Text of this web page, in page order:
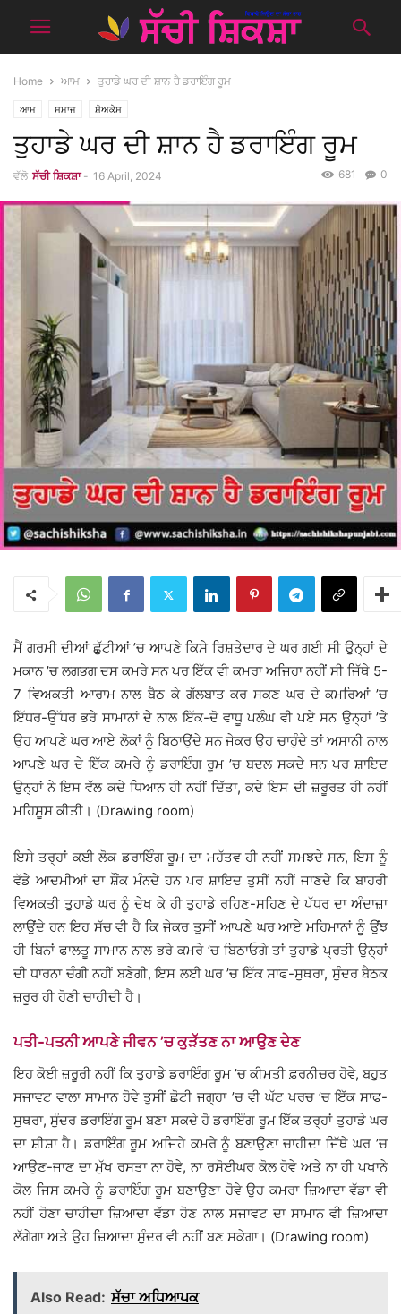
Home ਆਮ ਤੁਹਾਡੇ ਘਰ ਦੀ ਸ਼ਾਨ ਹੈ ਡਰਾਇੰਗ ਰੂਮ
ਆਮ ਸਮਾਜ ਸ਼ੋਅਕੇਸ
ਤੁਹਾਡੇ ਘਰ ਦੀ ਸ਼ਾਨ ਹੈ ਡਰਾਇੰਗ ਰੂਮ
ਵੱਲੋ ਸੱਚੀ ਸ਼ਿਕਸ਼ਾ - 16 April, 2024 0
681
ਮੈਂ ਗਰਮੀ ਦੀਆਂ ਛੁੱਟੀਆਂ ’ਚ ਆਪਣੇ ਕਿਸੇ ਰਿਸ਼ਤੇਦਾਰ ਦੇ ਘਰ ਗਈ ਸੀ ਉਨ੍ਹਾਂ ਦੇ
ਮਕਾਨ ’ਚ ਲਗਭਗ ਦਸ ਕਮਰੇ ਸਨ ਪਰ ਇੱਕ ਵੀ ਕਮਰਾ ਅਜਿਹਾ ਨਹੀਂ ਸੀ ਜਿੱਥੇ 5-
7 ਵਿਅਕਤੀ ਆਰਾਮ ਨਾਲ ਬੈਠ ਕੇ ਗੱਲਬਾਤ ਕਰ ਸਕਣ ਘਰ ਦੇ ਕਮਰਿਆਂ ’ਚ
ਇੱਧਰ-ਉੱਧਰ ਭਰੇ ਸਾਮਾਨਾਂ ਦੇ ਨਾਲ ਇੱਕ-ਦੋ ਵਾਧੂ ਪਲੰਘ ਵੀ ਪਏ ਸਨ ਉਨ੍ਹਾਂ ’ਤੇ
ਉਹ ਆਪਣੇ ਘਰ ਆਏ ਲੋਕਾਂ ਨੂੰ ਬਿਠਾਉਂਦੇ ਸਨ ਜੇਕਰ ਉਹ ਚਾਹੁੰਦੇ ਤਾਂ ਅਸਾਨੀ ਨਾਲ
ਆਪਣੇ ਘਰ ਦੇ ਇੱਕ ਕਮਰੇ ਨੂੰ ਡਰਾਇੰਗ ਰੂਮ ’ਚ ਬਦਲ ਸਕਦੇ ਸਨ ਪਰ ਸ਼ਾਇਦ
ਉਨ੍ਹਾਂ ਨੇ ਇਸ ਵੱਲ ਕਦੇ ਧਿਆਨ ਹੀ ਨਹੀਂ ਦਿੱਤਾ, ਕਦੇ ਇਸ ਦੀ ਜ਼ਰੂਰਤ ਹੀ ਨਹੀਂ
ਮਹਿਸੂਸ ਕੀਤੀ। (Drawing room)
ਇਸੇ ਤਰ੍ਹਾਂ ਕਈ ਲੋਕ ਡਰਾਇੰਗ ਰੂਮ ਦਾ ਮਹੱਤਵ ਹੀ ਨਹੀਂ ਸਮਝਦੇ ਸਨ, ਇਸ ਨੂੰ
ਵੱਡੇ ਆਦਮੀਆਂ ਦਾ ਸ਼ੌਂਕ ਮੰਨਦੇ ਹਨ ਪਰ ਸ਼ਾਇਦ ਤੁਸੀਂ ਨਹੀਂ ਜਾਣਦੇ ਕਿ ਬਾਹਰੀ
ਵਿਅਕਤੀ ਤੁਹਾਡੇ ਘਰ ਨੂੰ ਦੇਖ ਕੇ ਹੀ ਤੁਹਾਡੇ ਰਹਿਣ-ਸਹਿਣ ਦੇ ਪੱਧਰ ਦਾ ਅੰਦਾਜ਼ਾ
ਲਾਉਂਦੇ ਹਨ ਇਹ ਸੱਚ ਵੀ ਹੈ ਕਿ ਜੇਕਰ ਤੁਸੀਂ ਆਪਣੇ ਘਰ ਆਏ ਮਹਿਮਾਨਾਂ ਨੂੰ ਉਂਝ
ਹੀ ਬਿਨਾਂ ਫਾਲਤੂ ਸਾਮਾਨ ਨਾਲ ਭਰੇ ਕਮਰੇ ’ਚ ਬਿਠਾਓਗੇ ਤਾਂ ਤੁਹਾਡੇ ਪ੍ਰਤੀ ਉਨ੍ਹਾਂ
ਦੀ ਧਾਰਨਾ ਚੰਗੀ ਨਹੀਂ ਬਣੇਗੀ, ਇਸ ਲਈ ਘਰ ’ਚ ਇੱਕ ਸਾਫ-ਸੁਥਰਾ, ਸੁੰਦਰ ਬੈਠਕ
ਜ਼ਰੂਰ ਹੀ ਹੋਣੀ ਚਾਹੀਦੀ ਹੈ।
ਪਤੀ-ਪਤਨੀ ਆਪਣੇ ਜੀਵਨ ’ਚ ਕੁੜੱਤਣ ਨਾ ਆਉਣ ਦੇਣ
ਇਹ ਕੋਈ ਜ਼ਰੂਰੀ ਨਹੀਂ ਕਿ ਤੁਹਾਡੇ ਡਰਾਇੰਗ ਰੂਮ ’ਚ ਕੀਮਤੀ ਫ਼ਰਨੀਚਰ ਹੋਵੇ, ਬਹੁਤ
ਸਜਾਵਟ ਵਾਲਾ ਸਾਮਾਨ ਹੋਵੇ ਤੁਸੀਂ ਛੋਟੀ ਜਗ੍ਹਾ ’ਚ ਵੀ ਘੱਟ ਖਰਚ ’ਚ ਇੱਕ ਸਾਫ-
ਸੁਥਰਾ, ਸੁੰਦਰ ਡਰਾਇੰਗ ਰੂਮ ਬਣਾ ਸਕਦੇ ਹੋ ਡਰਾਇੰਗ ਰੂਮ ਇੱਕ ਤਰ੍ਹਾਂ ਤੁਹਾਡੇ ਘਰ
ਦਾ ਸ਼ੀਸ਼ਾ ਹੈ। ਡਰਾਇੰਗ ਰੂਮ ਅਜਿਹੇ ਕਮਰੇ ਨੂੰ ਬਣਾਉਣਾ ਚਾਹੀਦਾ ਜਿੱਥੇ ਘਰ ’ਚ
ਆਉਣ-ਜਾਣ ਦਾ ਮੁੱਖ ਰਸਤਾ ਨਾ ਹੋਵੇ, ਨਾ ਰਸੋਈਘਰ ਕੋਲ ਹੋਵੇ ਅਤੇ ਨਾ ਹੀ ਪਖਾਨੇ
ਕੋਲ ਜਿਸ ਕਮਰੇ ਨੂੰ ਡਰਾਇੰਗ ਰੂਮ ਬਣਾਉਣਾ ਹੋਵੇ ਉਹ ਕਮਰਾ ਜ਼ਿਆਦਾ ਵੱਡਾ ਵੀ
ਨਹੀਂ ਹੋਣਾ ਚਾਹੀਦਾ ਜ਼ਿਆਦਾ ਵੱਡਾ ਹੋਣ ਨਾਲ ਸਜਾਵਟ ਦਾ ਸਾਮਾਨ ਵੀ ਜ਼ਿਆਦਾ
ਲੱਗੇਗਾ ਅਤੇ ਉਹ ਜ਼ਿਆਦਾ ਸੁੰਦਰ ਵੀ ਨਹੀਂ ਬਣ ਸਕੇਗਾ। (Drawing room)
Also Read: ਸੱਚਾ ਅਧਿਆਪਕ